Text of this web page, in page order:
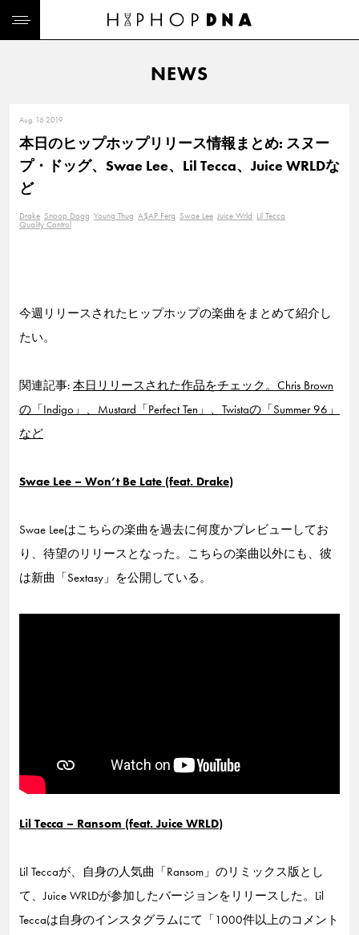
NEWS
Aug. 16 2019
本日のヒップホップリリース情報まとめ: スヌー
プ・ドッグ、Swae Lee、Lil Tecca、Juice WRLDな
ど
Drake Snoop Dogg Young Thug A$AP Ferg Swae Lee Juice Wrld Lil Tecca
Quality Control
今週リリースされたヒップホップの楽曲をまとめて紹介し
たい。
関連記事: 本日リリースされた作品をチェック。Chris Brown
の「Indigo」、Mustard「Perfect Ten」、Twistaの「Summer 96」
など
Swae Lee – Won’t Be Late (feat. Drake)
Swae Leeはこちらの楽曲を過去に何度かプレビューしてお
り、待望のリリースとなった。こちらの楽曲以外にも、彼
は新曲「Sextasy」を公開している。
Lil Tecca – Ransom (feat. Juice WRLD)
Lil Teccaが、自身の人気曲「Ransom」のリミックス版とし
て、Juice WRLDが参加したバージョンをリリースした。Lil
Teccaは自身のインスタグラムにて「1000件以上のコメント